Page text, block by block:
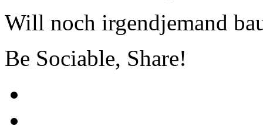
Will noch irgendjemand
Be Sociable, Share!